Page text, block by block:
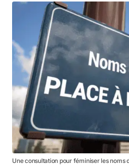
Une consultation pour féminiser les noms